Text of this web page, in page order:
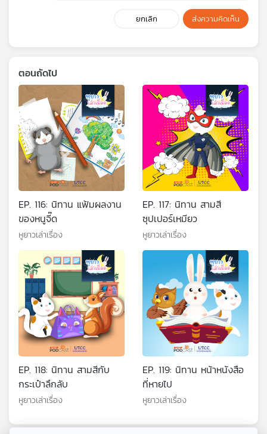
ยกเลิก ส่งความคิดเห็น
ตอนถัดไป
EP. 116: นิทาน แฟ้มผลงาน
ของหนูจี๊ด
หูยาวเล่าเรื่อง
EP. 117: นิทาน สามสี
ซุปเปอร์เหมียว
หูยาวเล่าเรื่อง
EP. 118: นิทาน สามสีกับ
กระเป๋าลึกลับ
หูยาวเล่าเรื่อง
EP. 119: นิทาน หน้าหนังสือ
ที่หายไป
หูยาวเล่าเรื่อง